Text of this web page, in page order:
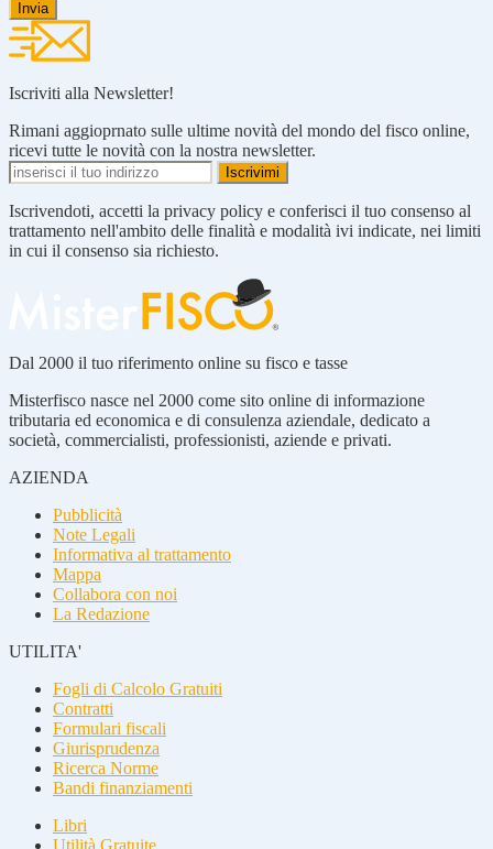
Iscriviti alla Newsletter!
Rimani aggioprnato sulle ultime novità del mondo del fisco online,
ricevi tutte le novità con la nostra newsletter.
Iscrivendoti, accetti la privacy policy e conferisci il tuo consenso al
trattamento nell'ambito delle finalità e modalità ivi indicate, nei limiti
in cui il consenso sia richiesto.
Dal 2000 il tuo riferimento online su fisco e tasse
Misterfisco nasce nel 2000 come sito online di informazione
tributaria ed economica e di consulenza aziendale, dedicato a
società, commercialisti, professionisti, aziende e privati.
AZIENDA
Pubblicità
Note Legali
Informativa al trattamento
Mappa
Collabora con noi
La Redazione
UTILITA'
Fogli di Calcolo Gratuiti
Contratti
Formulari fiscali
Giurisprudenza
Ricerca Norme
Bandi finanziamenti
Libri
Utilità Gratuite